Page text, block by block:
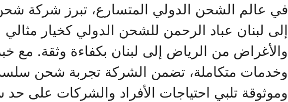
في عالم الشحن الدولي المتسارع، تبرز شركة
إلى لبنان عباد الرحمن للشحن الدولي كخيار مثالي
والأغراض من الرياض إلى لبنان بكفاءة وثقة. مع
وخدمات متكاملة، تضمن الشركة تجربة شحن
وموثوقة تلبي احتياجات الأفراد والشركات على